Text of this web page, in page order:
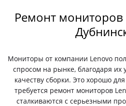
Ремонт мониторов
Мониторы от компании Lenovo
спросом на рынке, благодаря их
качеству сборки. Это хорошо
требуется ремонт мониторов
сталкиваются с серьезными